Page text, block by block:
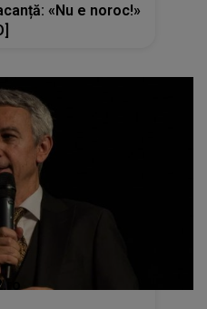
«Nu e noroc!»